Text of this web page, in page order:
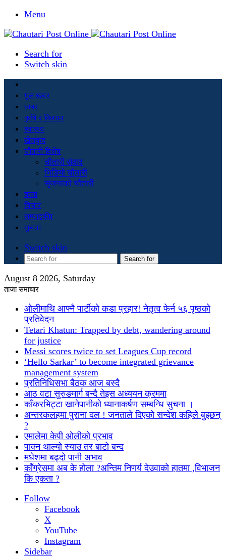
Menu
Search for
Switch skin
मूल खबर
खबर
कृषि र किसान
स्वास्थ्य
खेलकुद
चौतारी विशेष
चौतारी संवाद
भिडियो चौतारी
सृजनाको चौतारी
कला
विचार
सम्पादकीय
सुचना
Switch skin
Search for
August 8 2026, Saturday
ताजा समाचार
ओलीमाथि आफ्नै पार्टीको कडा प्रहार! नेतृत्व फेर्न ५६ पृष्ठको
प्रतिवेदन
Tetari Khatun: Trapped by debt, wandering around
for justice
Messi scores twice to set Leagues Cup record
‘Hello Sarkar’ to become integrated grievance
management system
प्रतिनिधिसभा बैठक आज बस्दै
आठ वटा सुरुङमार्ग बन्दै तेइस अध्ययन क्रममा
काँकरभिट्टा खानेपानीको ध्यानाकर्षण सम्बन्धि सुचना ।
अन्तरकलहमा पुराना दल ! जनताले दिएको सन्देश कहिले बुझ्छन्
?
एमालेमा केपी ओलीको प्रभाव
पाक्न थाल्यो स्याउ तर बाटो बन्द
मधेशमा बढ्दो पानी अभाव
काँग्रेसमा अब के होला ?अन्तिम निणर्य देउवाको हातमा ,विभाजन
कि एकता ?
Follow
Facebook
X
YouTube
Instagram
Sidebar